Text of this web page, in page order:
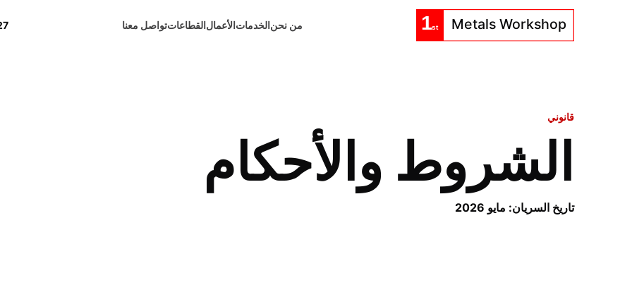
من نحنالخدماتالأعمالالقطاعاتتواصل معنا
قانوني
الشروط والأحكام
تاريخ السريان: مايو 2026